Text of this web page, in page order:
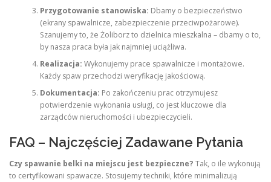
Przygotowanie stanowiska: Dbamy o bezpieczeństwo
(ekrany spawalnicze, zabezpieczenie przeciwpożarowe).
Szanujemy to, że Żoliborz to dzielnica mieszkalna – dbamy o to,
by nasza praca była jak najmniej uciążliwa.
Realizacja: Wykonujemy prace spawalnicze i montażowe.
Każdy spaw przechodzi weryfikację jakościową.
Dokumentacja: Po zakończeniu prac otrzymujesz
potwierdzenie wykonania usługi, co jest kluczowe dla
zarządców nieruchomości i ubezpieczycieli.
FAQ – Najczęściej Zadawane Pytania
Czy spawanie belki na miejscu jest bezpieczne? Tak, o ile wykonują
to certyfikowani spawacze. Stosujemy techniki, które minimalizują